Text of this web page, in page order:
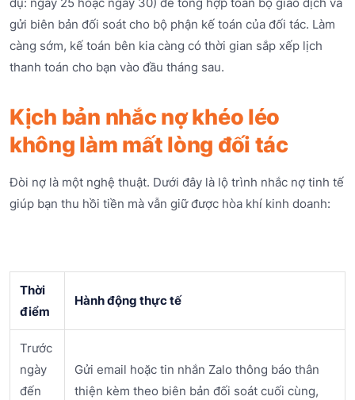
gửi biên bản đối soát cho bộ phận kế toán của đối tác. Làm
càng sớm, kế toán bên kia càng có thời gian sắp xếp lịch
thanh toán cho bạn vào đầu tháng sau.
Kịch bản nhắc nợ khéo léo
không làm mất lòng đối tác
Đòi nợ là một nghệ thuật. Dưới đây là lộ trình nhắc nợ tinh tế
giúp bạn thu hồi tiền mà vẫn giữ được hòa khí kinh doanh:
Thời
điểm
Hành động thực tế
Trước
ngày
đến
Gửi email hoặc tin nhắn Zalo thông báo thân
thiện kèm theo biên bản đối soát cuối cùng,